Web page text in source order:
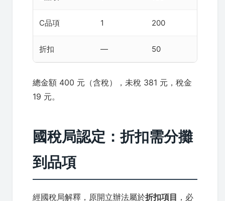
C品項 1 200
折扣 — 50
總金額 400 元（含稅），未稅 381 元，稅金
19 元。
國稅局認定：折扣需分攤
到品項
經國稅局解釋，原開立辦法屬於折扣項目 ，必